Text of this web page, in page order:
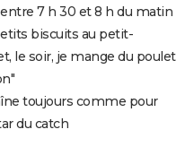
entre 7 h 30 et 8 h du matin
biscuits au petit-
le soir, je mange du poulet
toujours comme pour
du catch